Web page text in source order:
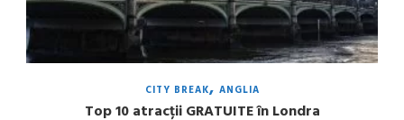
CITY BREAK ANGLIA
Top 10 atracții GRATUITE în Londra